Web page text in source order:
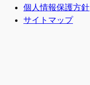
個人情報保護方針
サイトマップ